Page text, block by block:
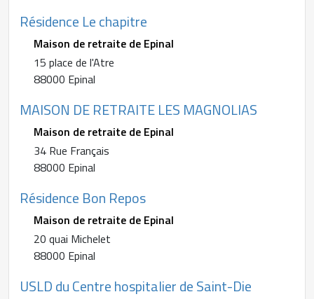
Résidence Le chapitre
Maison de retraite de Epinal
15 place de l'Atre
88000 Epinal
MAISON DE RETRAITE LES MAGNOLIAS
Maison de retraite de Epinal
34 Rue Français
88000 Epinal
Résidence Bon Repos
Maison de retraite de Epinal
20 quai Michelet
88000 Epinal
USLD du Centre hospitalier de Saint-Die